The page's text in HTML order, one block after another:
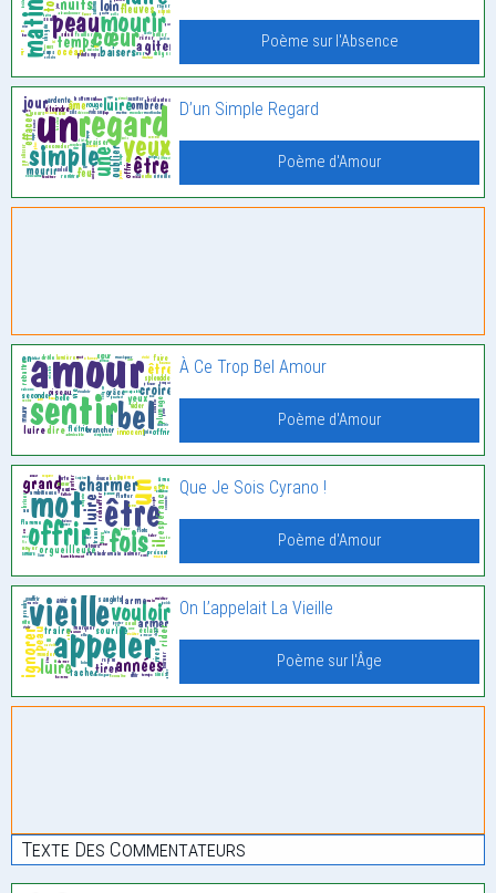
Poème sur l'Absence
D’un Simple Regard
Poème d'Amour
À Ce Trop Bel Amour
Poème d'Amour
Que Je Sois Cyrano !
Poème d'Amour
On L’appelait La Vieille
Poème sur l'Âge
Texte Des Commentateurs